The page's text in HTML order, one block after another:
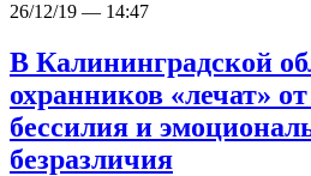
26/12/19 — 14:47
В Калининградской
охранников «лечат»
бессилия и
безразличия